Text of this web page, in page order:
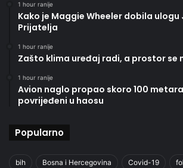
1 hour ranije
Kako je Maggie Wheeler dobila ulogu
Prijatelja
1 hour ranije
Zašto klima uređaj radi, a prostor se
1 hour ranije
Avion naglo propao skoro 100
povrijeđeni u haosu
Popularno
bih Bosna i Hercegovina Covid-19